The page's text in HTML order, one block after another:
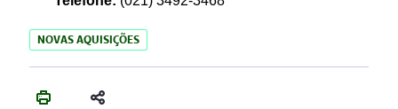
NOVAS AQUISIÇÕES